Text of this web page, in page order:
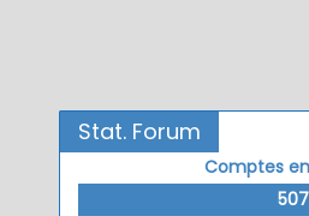
Stat. Forum
Comptes
507